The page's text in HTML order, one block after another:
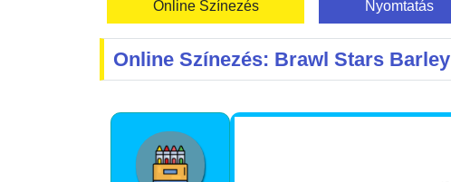
Online Színezés Nyomtatás
Online Színezés: Brawl Stars Barley